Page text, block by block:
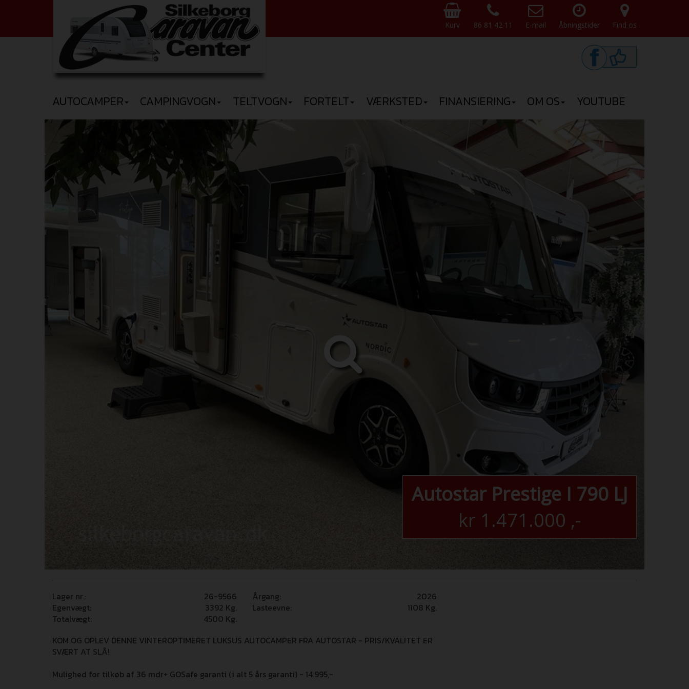
Kurv 86 81 42 11 E-mail Åbningstider Find os
AUTOCAMPER CAMPINGVOGN TELTVOGN FORTELT VÆRKSTED FINANSIERING OM OS YOUTUBE
Autostar Prestige I 790 LJ
kr 1.471.000 ,-
Lager nr.: 26-9566 Årgang:
2026
Egenvægt:
3392 Kg. Lasteevne: 1108 Kg.
Totalvægt:
4500 Kg.
KOM OG OPLEV DENNE VINTEROPTIMERET LUKSUS AUTOCAMPER FRA AUTOSTAR - PRIS/KVALITET ER
SVÆRT AT SLÅ!
Mulighed for tilkøb af 36 mdr+ GOSafe garanti (i alt 5 års garanti) - 14.995,-